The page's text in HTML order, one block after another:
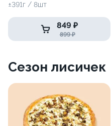
±391г / 8шт
849 ₽
899 ₽
Сезон лисичек